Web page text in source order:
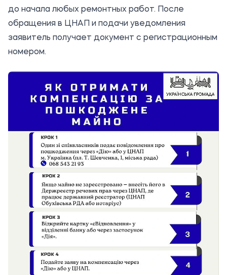
до начала любых ремонтных работ. После
обращения в ЦНАП и подачи уведомления
заявитель получает документ с регистрационным
номером.